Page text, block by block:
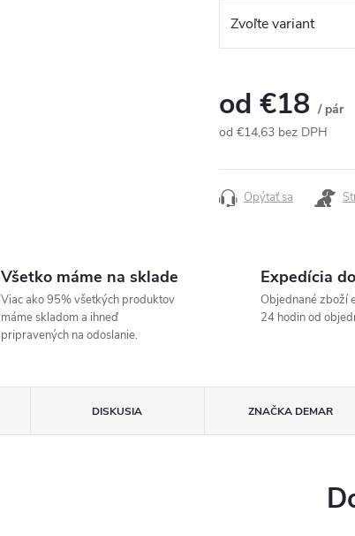
od €18 / pár
od €14,63 bez DPH
cena:
Opýtať sa
Všetko máme na sklade
Viac ako 95% všetkých produktov
máme skladom a ihneď
pripravených na odoslanie.
Expedícia
Objednané zboží
24 hodin od
DISKUSIA ZNAČKA DEMAR